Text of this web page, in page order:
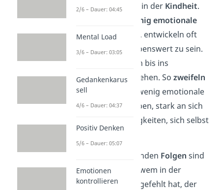
fehlende Selbstliebe in der Kindheit.
Denn Kinder, die
wenig emotionale
Zuneigungerfahren, entwickeln oft
das Gefühl, nicht liebenswert zu sein.
Das Gefühl kann sich bis ins
Erwachsenenalter ziehen. So zweifeln
Erwachsene, die zu wenig emotionale
Wärme erfahren haben, stark an sich
und haben Schwierigkeiten, sich selbst
Die daraus entstehenden Folgen sind
weitreichend: Denn wem in der
Kindheit Zuneigung gefehlt hat, der
2/6 – Dauer: 04:45
Mental Load
3/6 – Dauer: 03:05
Gedankenkarus
sell
4/6 – Dauer: 04:37
Positiv Denken
5/6 – Dauer: 05:07
Emotionen
kontrollieren